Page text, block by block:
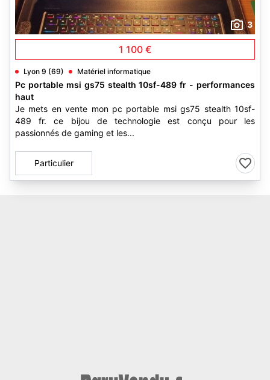
3
1 100 €
Lyon 9 (69) Matériel informatique
Pc portable msi gs75 stealth 10sf-489 fr - performances
haut
Je mets en vente mon pc portable msi gs75 stealth 10sf-
489 fr. ce bijou de technologie est conçu pour les
passionnés de gaming et les...
Particulier